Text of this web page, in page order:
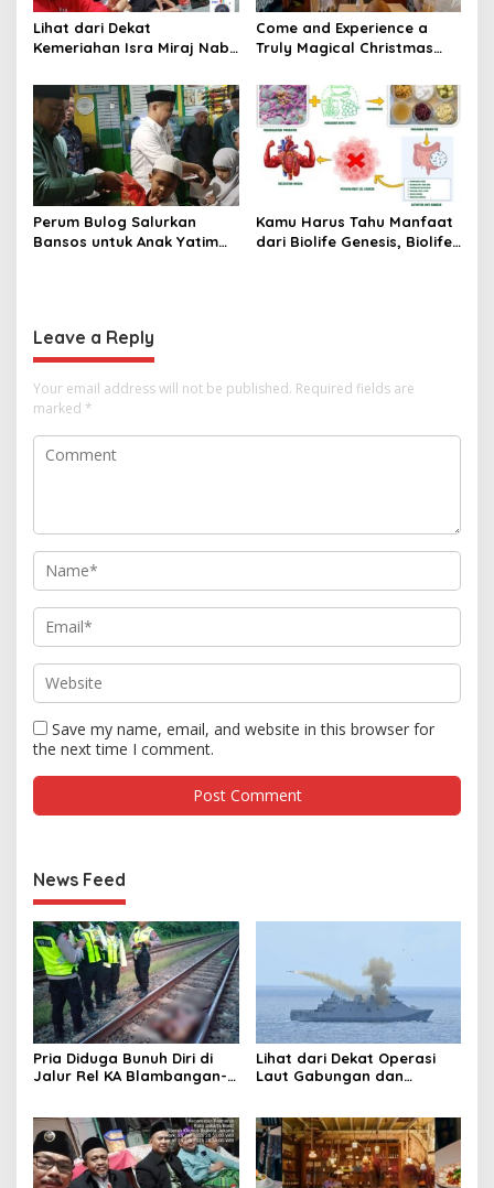
Lihat dari Dekat
Kemeriahan Isra Miraj Nabi
Santunan Anak Yatim di
Rt001/Rw012 Palmerah
Jakbar
Come and Experience a
Truly Magical Christmas
Bali – Visit
christmasdinnerbali.com
Perum Bulog Salurkan
Bansos untuk Anak Yatim
Kamu Harus Tahu Manfaat
dari Biolife Genesis, Biolife
Leave a Reply
Your email address will not be published. Required fields are
marked *
Save my name, email, and website in this browser for
the next time I comment.
News Feed
Pria Diduga Bunuh Diri di
Jalur Rel KA Blambangan-
Lihat dari Dekat Operasi
Laut Gabungan dan